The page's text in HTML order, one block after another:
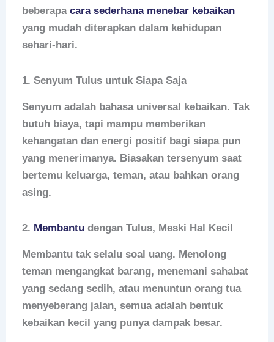
beberapacara sederhana menebar kebaikan
yang mudah diterapkan dalam kehidupan
sehari-hari.
1. Senyum Tulus untuk Siapa Saja
Senyum adalah bahasa universal kebaikan. Tak
butuh biaya, tapi mampu memberikan
kehangatan dan energi positif bagi siapa pun
yang menerimanya. Biasakan tersenyum saat
bertemu keluarga, teman, atau bahkan orang
asing.
2. Membantu dengan Tulus, Meski Hal Kecil
Membantu tak selalu soal uang. Menolong
teman mengangkat barang, menemani sahabat
yang sedang sedih, atau menuntun orang tua
menyeberang jalan, semua adalah bentuk
kebaikan kecil yang punya dampak besar.